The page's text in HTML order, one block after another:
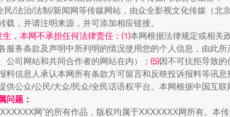
与雪山、麦地、白藏房 除了
民/法治/法制/新闻网等传媒网站，由众全影视文化传媒（
载，并请注明来源，并可添加相应链接。
生，本网不承担任何法律责任：⑴本网根据法律规定或相关
服务条款及声明中所列明的情况使用您的个人信息，由此所
公司网站和共同合作者的网站在内）； ⑸因不可抗拒导致的
料信息人承认本网所有条款方可留言和反映投诉报料等讯
供公众/公民/大众/民众/全民话语权平台。本网根据中国互
问题：
网”的所有作品，版权均属于XXXXXXX网所有。